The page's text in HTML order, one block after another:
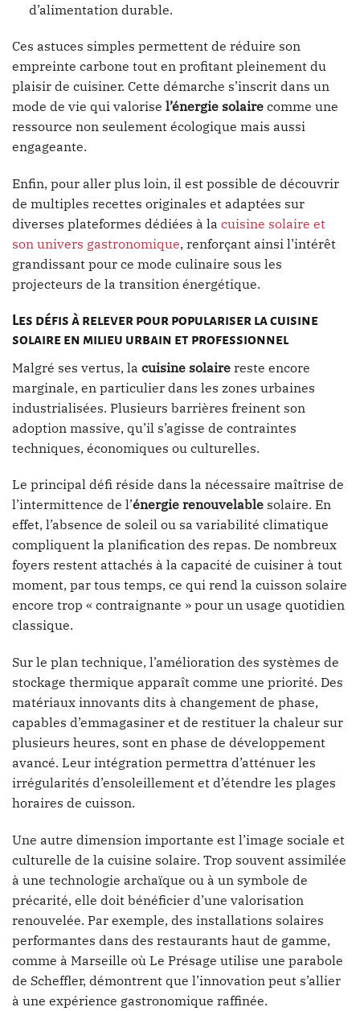
d’alimentation durable.
Ces astuces simples permettent de réduire son
empreinte carbone tout en profitant pleinement du
plaisir de cuisiner. Cette démarche s’inscrit dans un
mode de vie qui valorise l’énergie solaire comme une
ressource non seulement écologique mais aussi
engageante.
Enfin, pour aller plus loin, il est possible de découvrir
de multiples recettes originales et adaptées sur
diverses plateformes dédiées à la cuisine solaire et
son univers gastronomique, renforçant ainsi l’intérêt
grandissant pour ce mode culinaire sous les
projecteurs de la transition énergétique.
Les défis à relever pour populariser la cuisine
solaire en milieu urbain et professionnel
Malgré ses vertus, la cuisine solaire reste encore
marginale, en particulier dans les zones urbaines
industrialisées. Plusieurs barrières freinent son
adoption massive, qu’il s’agisse de contraintes
techniques, économiques ou culturelles.
Le principal défi réside dans la nécessaire maîtrise de
l’intermittence de l’énergie renouvelable solaire. En
effet, l’absence de soleil ou sa variabilité climatique
compliquent la planification des repas. De nombreux
foyers restent attachés à la capacité de cuisiner à tout
moment, par tous temps, ce qui rend la cuisson solaire
encore trop « contraignante » pour un usage quotidien
classique.
Sur le plan technique, l’amélioration des systèmes de
stockage thermique apparaît comme une priorité. Des
matériaux innovants dits à changement de phase,
capables d’emmagasiner et de restituer la chaleur sur
plusieurs heures, sont en phase de développement
avancé. Leur intégration permettra d’atténuer les
irrégularités d’ensoleillement et d’étendre les plages
horaires de cuisson.
Une autre dimension importante est l’image sociale et
culturelle de la cuisine solaire. Trop souvent assimilée
à une technologie archaïque ou à un symbole de
précarité, elle doit bénéficier d’une valorisation
renouvelée. Par exemple, des installations solaires
performantes dans des restaurants haut de gamme,
comme à Marseille où Le Présage utilise une parabole
de Scheffler, démontrent que l’innovation peut s’allier
à une expérience gastronomique raffinée.